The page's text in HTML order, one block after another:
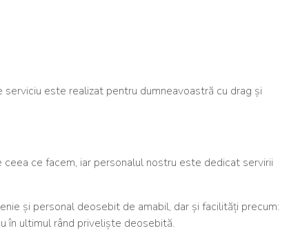
este realizat pentru dumneavoastră cu drag și
ce facem, iar personalul nostru este dedicat servirii
și personal deosebit de amabil, dar și facilități precum:
în ultimul rând priveliște deosebită.